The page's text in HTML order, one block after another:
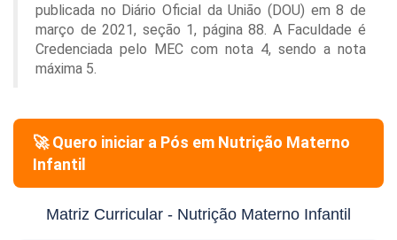
publicada no Diário Oficial da União (DOU) em 8 de
março de 2021, seção 1, página 88. A Faculdade é
Credenciada pelo MEC com nota 4, sendo a nota
máxima 5.
🚀 Quero iniciar a Pós em Nutrição Materno
Infantil
Matriz Curricular - Nutrição Materno Infantil